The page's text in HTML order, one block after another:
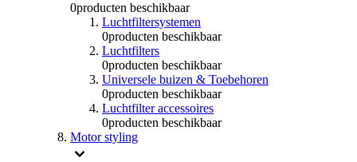
0producten beschikbaar
Luchtfiltersystemen
0producten beschikbaar
Luchtfilters
0producten beschikbaar
Universele buizen & Toebehoren
0producten beschikbaar
Luchtfilter accessoires
0producten beschikbaar
Motor styling